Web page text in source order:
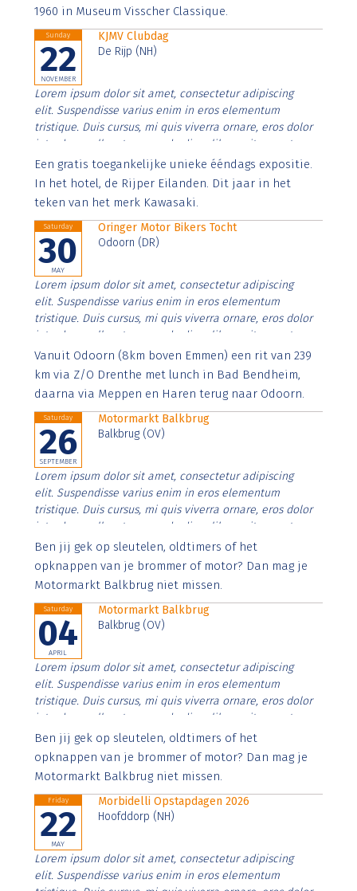
1960 in Museum Visscher Classique.
Sunday
22
NOVEMBER
KJMV Clubdag
De Rijp (NH)
Lorem ipsum dolor sit amet, consectetur adipiscing
elit. Suspendisse varius enim in eros elementum
tristique. Duis cursus, mi quis viverra ornare, eros dolor
interdum nulla, ut commodo diam libero vitae erat.
Aenean faucibus nibh et justo cursus id rutrum lorem
imperdiet. Nunc ut sem vitae risus tristique posuere.
Een gratis toegankelijke unieke ééndags expositie.
In het hotel, de Rijper Eilanden. Dit jaar in het
teken van het merk Kawasaki.
Saturday
30
MAY
Oringer Motor Bikers Tocht
Odoorn (DR)
Lorem ipsum dolor sit amet, consectetur adipiscing
elit. Suspendisse varius enim in eros elementum
tristique. Duis cursus, mi quis viverra ornare, eros dolor
interdum nulla, ut commodo diam libero vitae erat.
Aenean faucibus nibh et justo cursus id rutrum lorem
imperdiet. Nunc ut sem vitae risus tristique posuere.
Vanuit Odoorn (8km boven Emmen) een rit van 239
km via Z/O Drenthe met lunch in Bad Bendheim,
daarna via Meppen en Haren terug naar Odoorn.
Saturday
26
SEPTEMBER
Motormarkt Balkbrug
Balkbrug (OV)
Lorem ipsum dolor sit amet, consectetur adipiscing
elit. Suspendisse varius enim in eros elementum
tristique. Duis cursus, mi quis viverra ornare, eros dolor
interdum nulla, ut commodo diam libero vitae erat.
Aenean faucibus nibh et justo cursus id rutrum lorem
imperdiet. Nunc ut sem vitae risus tristique posuere.
Ben jij gek op sleutelen, oldtimers of het
opknappen van je brommer of motor? Dan mag je
Motormarkt Balkbrug niet missen.
Saturday
04
APRIL
Motormarkt Balkbrug
Balkbrug (OV)
Lorem ipsum dolor sit amet, consectetur adipiscing
elit. Suspendisse varius enim in eros elementum
tristique. Duis cursus, mi quis viverra ornare, eros dolor
interdum nulla, ut commodo diam libero vitae erat.
Aenean faucibus nibh et justo cursus id rutrum lorem
imperdiet. Nunc ut sem vitae risus tristique posuere.
Ben jij gek op sleutelen, oldtimers of het
opknappen van je brommer of motor? Dan mag je
Motormarkt Balkbrug niet missen.
Friday
22
MAY
Morbidelli Opstapdagen 2026
Hoofddorp (NH)
Lorem ipsum dolor sit amet, consectetur adipiscing
elit. Suspendisse varius enim in eros elementum